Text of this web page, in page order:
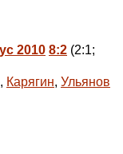
2010 8:2 (2:1;
, Карягин, Ульянов